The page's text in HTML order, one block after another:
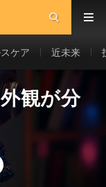
ケア 近未来
観が分